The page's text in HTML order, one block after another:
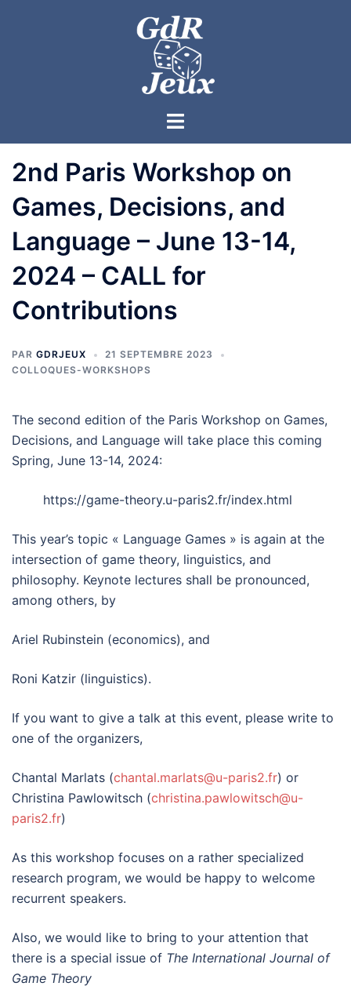
2nd Paris Workshop on
Games, Decisions, and
Language – June 13-14,
2024 – CALL for
Contributions
PAR GDRJEUX
21 SEPTEMBRE 2023
COLLOQUES-WORKSHOPS
The second edition of the Paris Workshop on Games,
Decisions, and Language will take place this coming
Spring, June 13-14, 2024:
https://game-theory.u-paris2.fr/index.html
This year’s topic « Language Games » is again at the
intersection of game theory, linguistics, and
philosophy. Keynote lectures shall be pronounced,
among others, by
Ariel Rubinstein (economics), and
Roni Katzir (linguistics).
If you want to give a talk at this event, please write to
one of the organizers,
Chantal Marlats (chantal.marlats@u-paris2.fr) or
Christina Pawlowitsch (christina.pawlowitsch@u-
paris2.fr)
As this workshop focuses on a rather specialized
research program, we would be happy to welcome
recurrent speakers.
Also, we would like to bring to your attention that
there is a special issue of The International Journal of
Game Theory